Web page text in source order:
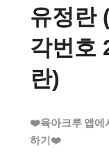
유정란
각번호
란)
❤️육아크루 앱에
하기❤️